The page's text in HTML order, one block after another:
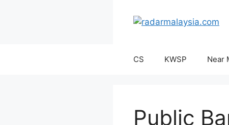
CS KWSP Near
Public